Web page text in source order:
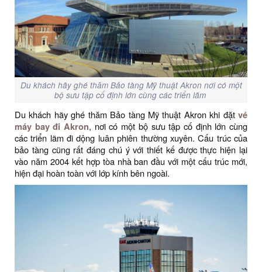
Du khách hãy ghé thăm Bảo tàng Mỹ thuật Akron nơi có một
bộ sưu tập cố định lớn cùng các triển lãm
Du khách hãy ghé thăm Bảo tàng Mỹ thuật Akron khi đặt vé
máy bay đi Akron, nơi có một bộ sưu tập cố định lớn cùng
các triển lãm đi dộng luân phiên thường xuyên. Cấu trúc của
bảo tàng cũng rất đáng chú ý với thiết kế được thực hiện lại
vào năm 2004 kết hợp tòa nhà ban đầu với một cấu trúc mới,
hiện đại hoàn toàn với lớp kính bên ngoài.